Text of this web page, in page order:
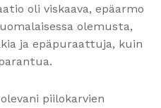
oli viskaava, epäarmo
olemusta,
ja epäpuraattuja, kuin
piilokarvien